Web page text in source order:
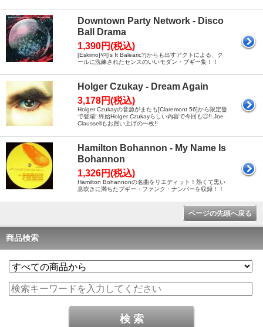
Downtown Party Network - Disco
Ball Drama
1,390円(税込)
[Eskimo]や[Is It Balearic?]からも出すアクトによる、ク
ールに洗練されたセンスのいいモダン・ブギー集！！
Holger Czukay - Dream Again
3,178円(税込)
Holger Czukayの音源がまたも[Claremont 56]から限定盤
で登場! 終始Holger Czukayらしい内容で今回も◎!! Joe
Claussellもお買い上げの一枚!!
Hamilton Bohannon - My Name Is
Bohannon
1,326円(税込)
Hamilton Bohannonの名曲をリエディット！熱くて黒い
息吹きに満ちたブギー・ファンク・ナンバーを収録！！
ページの先頭へ戻る
商品検索